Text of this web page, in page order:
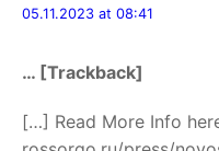
05.11.2023 at 08:41
… [Trackback]
[…] Read More Info